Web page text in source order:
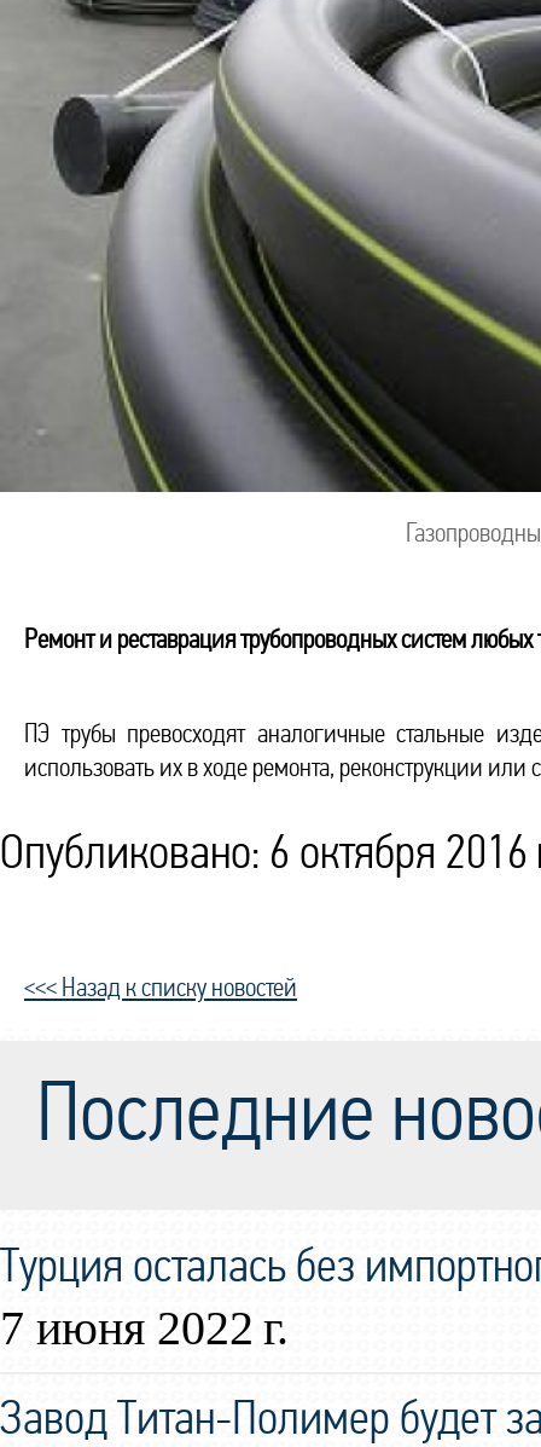
Ремонт и реставрация трубопроводных систем любых
ПЭ трубы превосходят аналогичные стальные
использовать их в ходе ремонта, реконструкции или
Опубликовано: 6 октября 2016
<<< Назад к списку новостей
Последние
Турция осталась без
7 июня 2022 г.
Завод Титан-Полимер будет